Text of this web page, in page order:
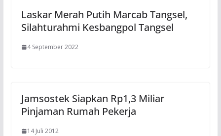
Laskar Merah Putih Marcab Tangsel,
Silahturahmi Kesbangpol Tangsel
4 September 2022
Jamsostek Siapkan Rp1,3 Miliar
Pinjaman Rumah Pekerja
14 Juli 2012